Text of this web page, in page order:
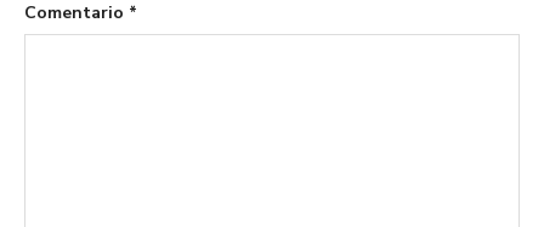
Comentario *